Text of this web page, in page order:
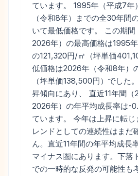
ています。 1995年（平成7年
（令和8年）までの全30年間
いて最低価格です。 この期間
2026年）の最高価格は1995年
の121,320円/㎡（坪単価
低価格は2026年（令和8年）
（坪単価138,500円）でした
昇傾向にあり、 直近11年間（
2026年）の年平均成長率は-
ています。 今年は上昇に転じ
レンドとしての連続性はまだ
ん。直近11年間の年平均成長
マイナス圏にあります。下落
での一時的な反発の可能性も